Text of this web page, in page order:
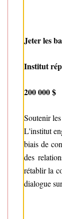
Jeter les
Institut
200 000 $
Soutenir
L'institut
biais de
des
rétablir la
dialogue